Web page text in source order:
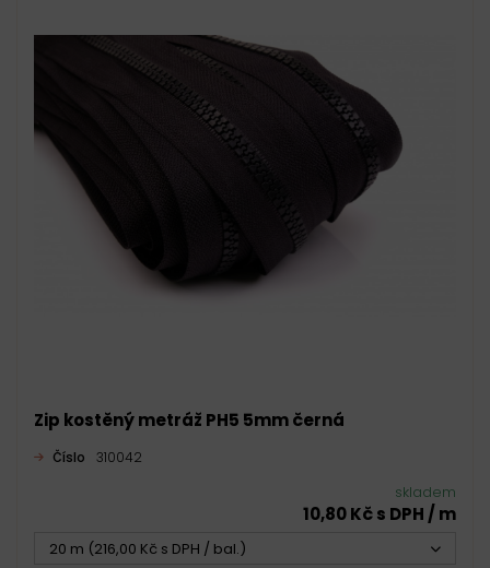
Zip kostěný metráž PH5 5mm černá
Číslo 310042
skladem
10,80 Kč s DPH / m
20 m (216,00 Kč s DPH / bal.)